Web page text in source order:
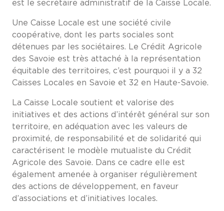
est le secrétaire administratif de la Caisse Locale.
Une Caisse Locale est une société civile
coopérative, dont les parts sociales sont
détenues par les sociétaires. Le Crédit Agricole
des Savoie est très attaché à la représentation
équitable des territoires, c’est pourquoi il y a 32
Caisses Locales en Savoie et 32 en Haute-Savoie.
La Caisse Locale soutient et valorise des
initiatives et des actions d’intérêt général sur son
territoire, en adéquation avec les valeurs de
proximité, de responsabilité et de solidarité qui
caractérisent le modèle mutualiste du Crédit
Agricole des Savoie. Dans ce cadre elle est
également amenée à organiser régulièrement
des actions de développement, en faveur
d’associations et d’initiatives locales.